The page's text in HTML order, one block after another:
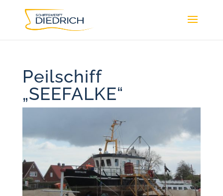
Peilschiff
„SEEFALKE“